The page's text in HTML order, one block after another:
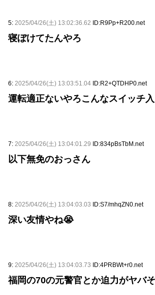
5: 2025/04/26(土) 13:02:36.62 ID:R9Pp+R200.net
寝ぼけてたんやろ
6: 2025/04/26(土) 13:03:51.04 ID:R2+QTDHP0.net
運転適正ないやろこんなスイッチ
7: 2025/04/26(土) 13:04:01.29 ID:834pBsTbM.net
以下無免のおっさん
8: 2025/04/26(土) 13:04:03.03 ID:S7/mhqZN0.net
深い友情やね😭
9: 2025/04/26(土) 13:04:03.73 ID:4PRBWt+r0.net
福岡の70の元警官とか迫力がヤバ